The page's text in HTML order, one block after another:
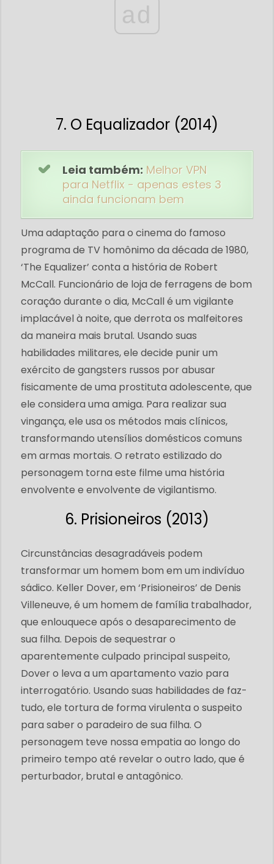
ad
7. O Equalizador (2014)
Leia também: Melhor VPN
para Netflix - apenas estes 3
ainda funcionam bem
Uma adaptação para o cinema do famoso
programa de TV homônimo da década de 1980,
‘The Equalizer’ conta a história de Robert
McCall. Funcionário de loja de ferragens de bom
coração durante o dia, McCall é um vigilante
implacável à noite, que derrota os malfeitores
da maneira mais brutal. Usando suas
habilidades militares, ele decide punir um
exército de gangsters russos por abusar
fisicamente de uma prostituta adolescente, que
ele considera uma amiga. Para realizar sua
vingança, ele usa os métodos mais clínicos,
transformando utensílios domésticos comuns
em armas mortais. O retrato estilizado do
personagem torna este filme uma história
envolvente e envolvente de vigilantismo.
6. Prisioneiros (2013)
Circunstâncias desagradáveis ​​podem
transformar um homem bom em um indivíduo
sádico. Keller Dover, em ‘Prisioneiros’ de Denis
Villeneuve, é um homem de família trabalhador,
que enlouquece após o desaparecimento de
sua filha. Depois de sequestrar o
aparentemente culpado principal suspeito,
Dover o leva a um apartamento vazio para
interrogatório. Usando suas habilidades de faz-
tudo, ele tortura de forma virulenta o suspeito
para saber o paradeiro de sua filha. O
personagem teve nossa empatia ao longo do
primeiro tempo até revelar o outro lado, que é
perturbador, brutal e antagônico.